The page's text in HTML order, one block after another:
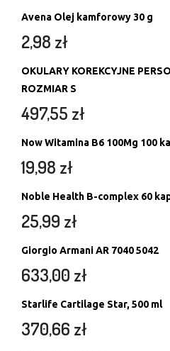
Avena Olej kamforowy 30 g
2,98 zł
OKULARY KOREKCYJNE
ROZMIAR S
497,55 zł
Now Witamina B6 100Mg 100
19,98 zł
Noble Health B-complex 60
25,99 zł
Giorgio Armani AR 7040 5042
633,00 zł
Starlife Cartilage Star, 500 ml
370,66 zł